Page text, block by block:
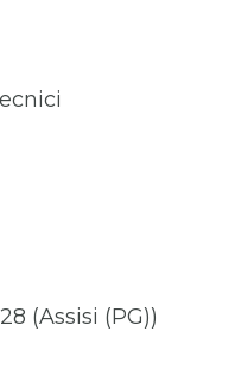
(Assisi (PG))